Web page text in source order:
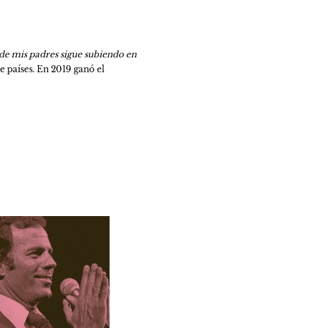
mis padres sigue subiendo en
En 2019 ganó el